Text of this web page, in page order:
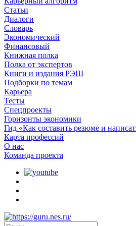
Статьи
Диалоги
Словарь
Экономический
Финансовый
Книжная полка
Полка от экспертов
Книги и издания РЭШ
Подборки по темам
Карьера
Тесты
Спецпроекты
Горизонты экономики
Гид «Как составить резюме и
Карта профессий
О наc
Команда проекта